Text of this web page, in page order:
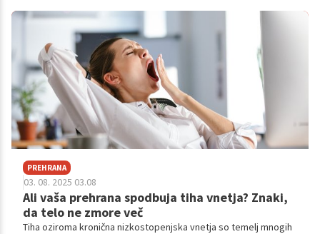
PREHRANA
03. 08. 2025 03.08
Ali vaša prehrana spodbuja tiha vnetja? Znaki,
da telo ne zmore več
Tiha oziroma kronična nizkostopenjska vnetja so temelj mnogih